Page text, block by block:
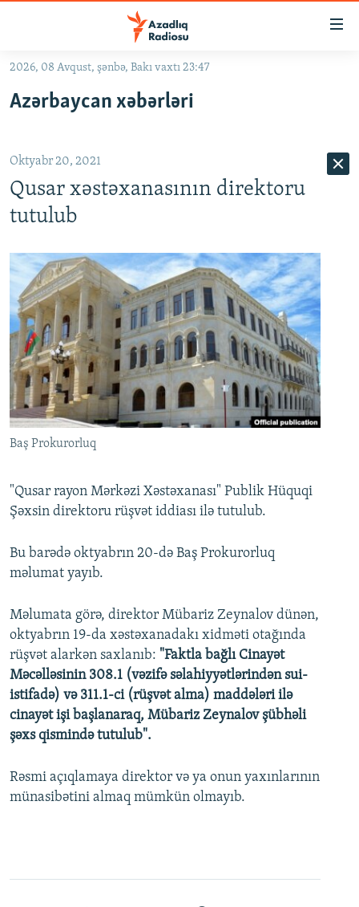
Əsas
qayıt
qayıt
Axtarışa
keç
#ƏSLINDƏ
FƏRQƏ BAX
ARAŞDIRMA
MULTIMEDIA
VIDEO
FOTOQALEREYA
İNFOQRAFIKA
KARIKATURA
RADIO ARXIV
OXU ZALI
AZƏRBAYCAN ƏDƏBIYYATI KITABXANASI
İSLAM VƏ DEMOKRATIYA
HAQQIMIZDA
MISSIYAMIZ
PEŞƏ ETIKASI VƏ JURNALISTIKA STANDARTLARIMIZ
BIZIMLƏ ƏLAQƏ
XƏBƏR BÜLLETENLƏRIMIZ
BIZI IZLƏ
2026, 08 Avqust, şənbə, Bakı vaxtı 23:47
Azərbaycan xəbərləri
Oktyabr 20, 2021
Qusar xəstəxanasının direktoru
tutulub
Baş Prokurorluq
"Qusar rayon Mərkəzi Xəstəxanası" Publik Hüquqi
Şəxsin direktoru rüşvət iddiası ilə tutulub.
Bu barədə oktyabrın 20-də Baş Prokurorluq
məlumat yayıb.
Məlumata görə, direktor Mübariz Zeynalov dünən,
oktyabrın 19-da xəstəxanadakı xidməti otağında
rüşvət alarkən saxlanıb: "Faktla bağlı Cinayət
Məcəlləsinin 308.1 (vəzifə səlahiyyətlərindən sui-
istifadə) və 311.1-ci (rüşvət alma) maddələri ilə
cinayət işi başlanaraq, Mübariz Zeynalov şübhəli
şəxs qismində tutulub".
Rəsmi açıqlamaya direktor və ya onun yaxınlarının
münasibətini almaq mümkün olmayıb.